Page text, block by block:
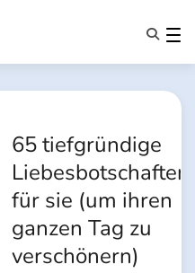
65 tiefgründige
Liebesbotschaften
für sie (um ihren
ganzen Tag zu
verschönern)